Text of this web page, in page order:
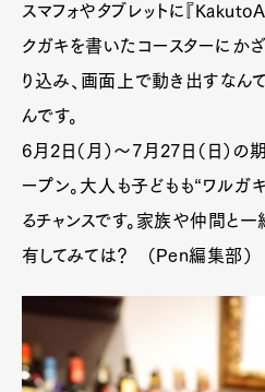
スマフォやタブレットに『
クガキを書いたコースターにか
り込み、画面上で動き出すなん
んです。
6月2日（月）～7月27日（日）
ープン。大人も子どもも“ワルガ
るチャンスです。家族や仲間と
有してみては？ （Pen編集部）